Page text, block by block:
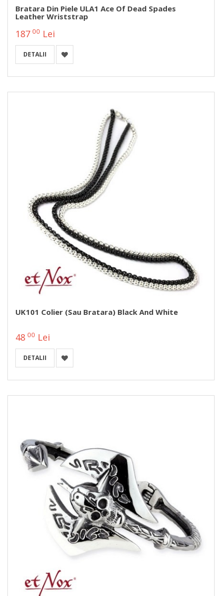
Bratara Din Piele ULA1 Ace Of Dead Spades
Leather Wriststrap
187 00 Lei
DETALII
UK101 Colier (sau Bratara) Black And White
48 00 Lei
DETALII